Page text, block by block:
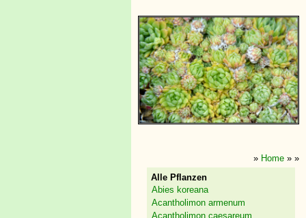
» Home » »
Alle Pflanzen
Abies koreana
Acantholimon armenum
Acantholimon caesareum